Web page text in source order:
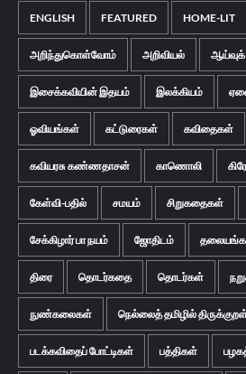
ENGLISH FEATURED HOME-LIT
அறிந்துகொள்வோம் அறிவியல்
இசைக்கவியின் இதயம் இலக்கியம்
ஓவியங்கள் கட்டுரைகள் கவிதைகள்
கவியரசு கண்ணதாசன் காணொலி
கேள்வி-பதில் சமயம் சிறுகதைகள்
சேக்கிழார் பா நயம் ஜோதிடம்
திரை தொடர்கதை தொடர்கள்
நுண்கலைகள் நெல்லைத் தமிழில்
படக்கவிதைப் போட்டிகள் பத்திகள்